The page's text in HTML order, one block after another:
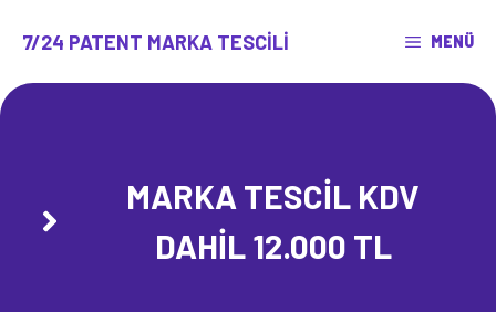
atla7/24 PATENT MARKA TESCILI MENÜ
MARKA TESCİL KDV
DAHİL 12.000 TL